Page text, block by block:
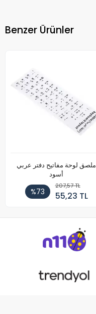
Benzer Ürünler
ملصق لوحة مفاتيح دفتر عربي
أسود
%73
207,57 TL
55,23 TL